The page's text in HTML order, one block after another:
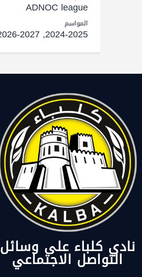
ADNOC league
المواسم
2024-2025, 2026-2027
نادي كلباء على وسائل
التواصل الاجتماعي